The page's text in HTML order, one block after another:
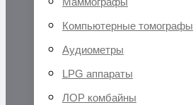
Компьютерные томографы
Аудиометры
LPG аппараты
ЛОР комбайны